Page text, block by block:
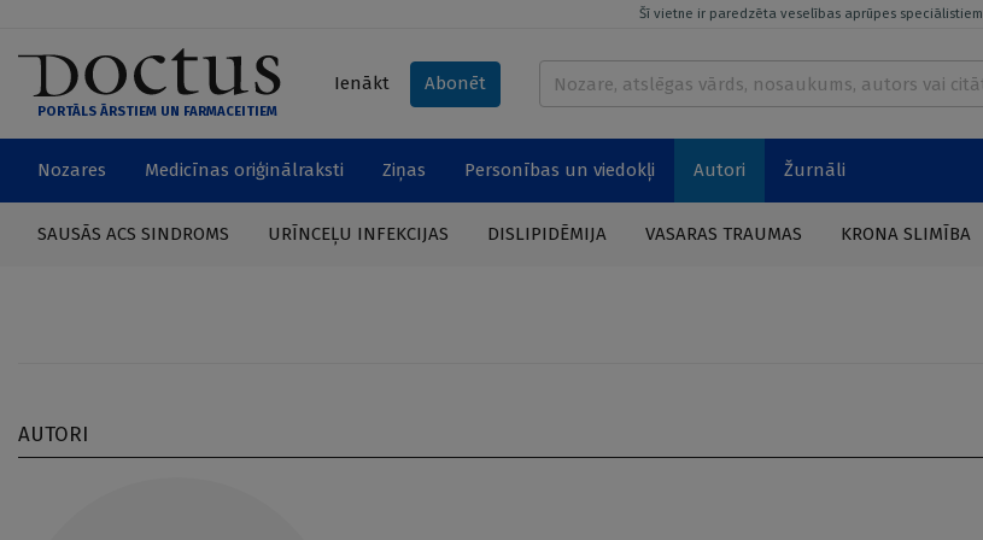
Šī vietne ir paredzēta veselības aprūpes speciālistiem
PORTĀLS ĀRSTIEM UN FARMACEITIEM
Ienākt Abonēt
Nozares Medicīnas oriģinālraksti Ziņas Personības un viedokļi Autori Žurnāli
SAUSĀS ACS SINDROMS URĪNCEĻU INFEKCIJAS DISLIPIDĒMIJA VASARAS TRAUMAS KRONA SLIMĪBA
AUTORI